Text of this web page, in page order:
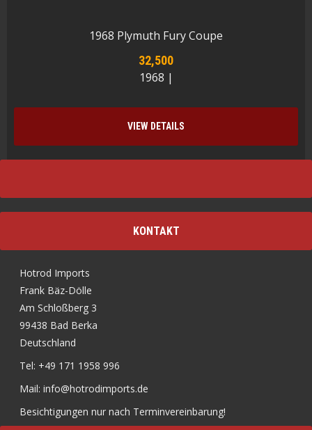
1968 Plymuth Fury Coupe
32,500
1968 |
VIEW DETAILS
KONTAKT
Hotrod Imports
Frank Bäz-Dölle
Am Schloßberg 3
99438 Bad Berka
Deutschland
Tel: +49 171 1958 996
Mail: info@hotrodimports.de
Besichtigungen nur nach Terminvereinbarung!